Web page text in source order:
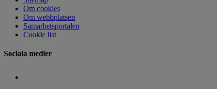
Om cookies
Om webbplatsen
Samarbetsportalen
Cookie list
Sociala medier